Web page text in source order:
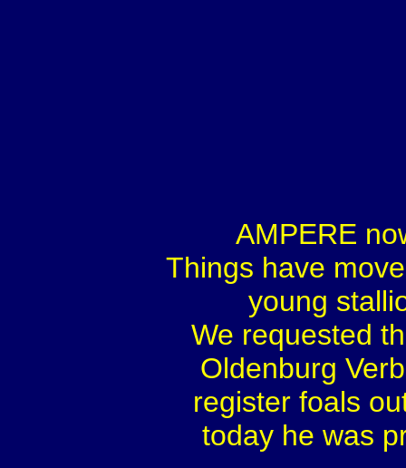
AMPERE
Things have
young
We requested
Oldenburg
register foals
today he was